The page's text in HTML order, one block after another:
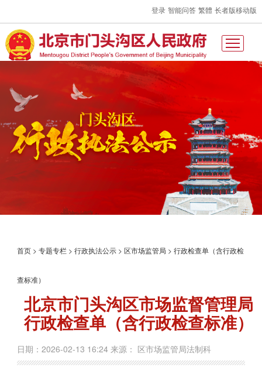
登录 智能问答 繁體 长者版移动版
首页 >专题专栏 >行政执法公示 >区市场监管局 >行政检查单（含行政检
查标准）
北京市门头沟区市场监督管理局
行政检查单（含行政检查标准）
日期：2026-02-13 16:24 来源： 区市场监管局法制科